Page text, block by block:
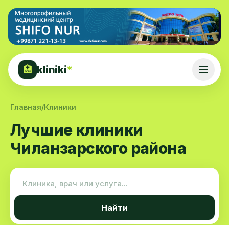
🏥 kliniki*
Главная/Клиники
Лучшие клиники
Чиланзарского района
Найти